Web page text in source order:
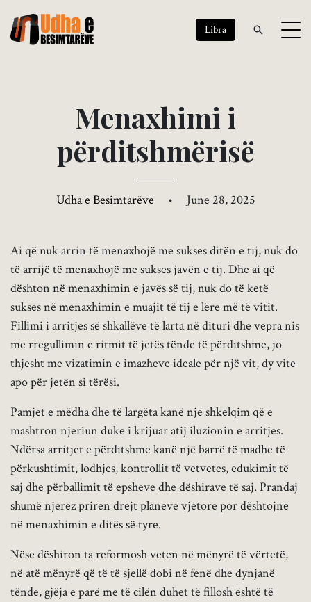
Libra
Menaxhimi i
përditshmërisë
Udha e Besimtarëve • June 28, 2025
Ai që nuk arrin të menaxhojë me sukses ditën e tij, nuk do
të arrijë të menaxhojë me sukses javën e tij. Dhe ai që
dështon në menaxhimin e javës së tij, nuk do të ketë
sukses në menaxhimin e muajit të tij e lëre më të vitit.
Fillimi i arritjes së shkallëve të larta në dituri dhe vepra nis
me rregullimin e ritmit të jetës tënde të përditshme, jo
thjesht me vizatimin e imazheve ideale për një vit, dy vite
apo për jetën si tërësi.
Pamjet e mëdha dhe të largëta kanë një shkëlqim që e
mashtron njeriun duke i krijuar atij iluzionin e arritjes.
Ndërsa arritjet e përditshme kanë një barrë të madhe të
përkushtimit, lodhjes, kontrollit të vetvetes, edukimit të
saj dhe përballimit të epsheve dhe dëshirave të saj. Prandaj
shumë njerëz priren drejt planeve vjetore por dështojnë
në menaxhimin e ditës së tyre.
Nëse dëshiron ta reformosh veten në mënyrë të vërtetë,
në atë mënyrë që të të sjellë dobi në fenë dhe dynjanë
tënde, gjëja e parë me të cilën duhet të fillosh është të